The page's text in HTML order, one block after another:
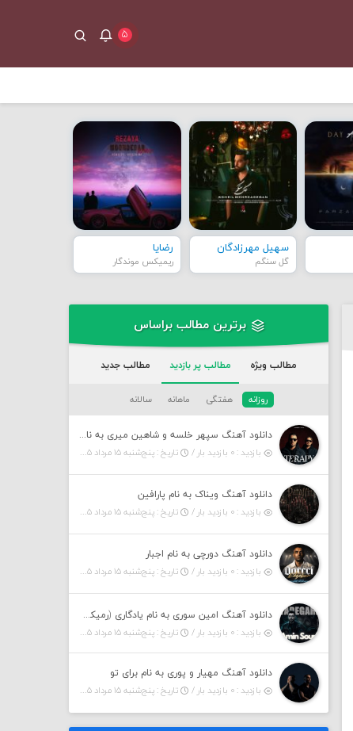
۵
سهیل مهرزادگان
گل سنگم
رضایا
ریمیکس موندگار
برترین مطالب براساس
مطالب ویژه مطالب پر بازدید مطالب جدید
روزانه هفتگی ماهانه سالانه
دانلود آهنگ سپهر خلسه و شاهین میری به نام تراپی
بازدید : ۰ بازدید بار /
تاریخ : پنج‌شنبه ۱۵ مرداد ۱۴۰۵
دانلود آهنگ ویناک به نام پارافین
بازدید : ۰ بازدید بار /
تاریخ : پنج‌شنبه ۱۵ مرداد ۱۴۰۵
دانلود آهنگ دورچی به نام اجبار
بازدید : ۰ بازدید بار /
تاریخ : پنج‌شنبه ۱۵ مرداد ۱۴۰۵
دانلود آهنگ امین سوری به نام یادگاری (رمیکس)
بازدید : ۰ بازدید بار /
تاریخ : پنج‌شنبه ۱۵ مرداد ۱۴۰۵
دانلود آهنگ مهیار و پوری به نام برای تو
بازدید : ۰ بازدید بار /
تاریخ : پنج‌شنبه ۱۵ مرداد ۱۴۰۵